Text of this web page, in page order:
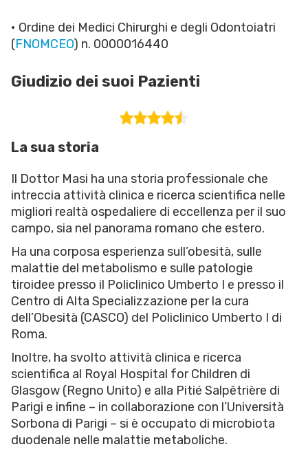
• Ordine dei Medici Chirurghi e degli Odontoiatri
(FNOMCEO) n. 0000016440
Giudizio dei suoi Pazienti
La sua storia
Il Dottor Masi ha una storia professionale che
intreccia attività clinica e ricerca scientifica nelle
migliori realtà ospedaliere di eccellenza per il suo
campo, sia nel panorama romano che estero.
Ha una corposa esperienza sull’obesità, sulle
malattie del metabolismo e sulle patologie
tiroidee presso il Policlinico Umberto I e presso il
Centro di Alta Specializzazione per la cura
dell’Obesità (CASCO) del Policlinico Umberto I di
Roma.
Inoltre, ha svolto attività clinica e ricerca
scientifica al Royal Hospital for Children di
Glasgow (Regno Unito) e alla Pitié Salpêtrière di
Parigi e infine – in collaborazione con l’Università
Sorbona di Parigi – si è occupato di microbiota
duodenale nelle malattie metaboliche.